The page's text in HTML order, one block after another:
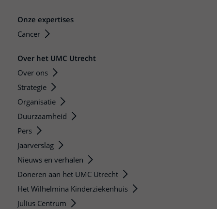
Onze expertises
Cancer
Over het UMC Utrecht
Over ons
Strategie
Organisatie
Duurzaamheid
Pers
Jaarverslag
Nieuws en verhalen
Doneren aan het UMC Utrecht
Het Wilhelmina Kinderziekenhuis
Julius Centrum